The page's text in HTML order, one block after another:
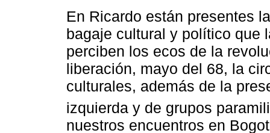
En Ricardo están presentes
bagaje cultural y político que
perciben los ecos de la
liberación, mayo del 68, la
culturales, además de la
izquierda y de grupos
nuestros encuentros en